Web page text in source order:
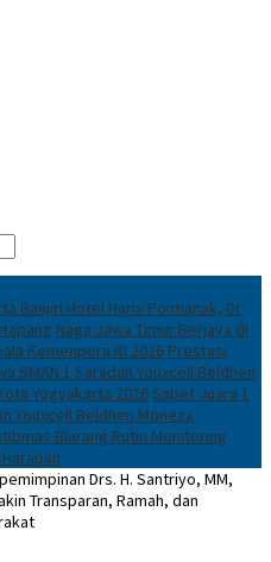
Banjiri Hotel Haris Pontianak, Dr
Naga Jawa Timur Berjaya di
Kemenpora RI 2026 Prestasi
SMAN 1 Saradan Youxcell Beldhen
Yogyakarta 2026Sabet Juara 1
Youxcell Beldhen Moneza
Blarang Rutin Monitoring
Drs. H. Santriyo, MM,
Transparan, Ramah, dan